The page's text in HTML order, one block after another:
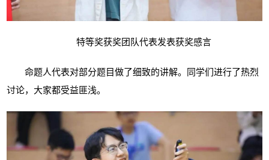
特等奖获奖团队代表发表获奖感言
命题人代表对部分题目做了细致的讲解。同学们进行了热烈
讨论，大家都受益匪浅。